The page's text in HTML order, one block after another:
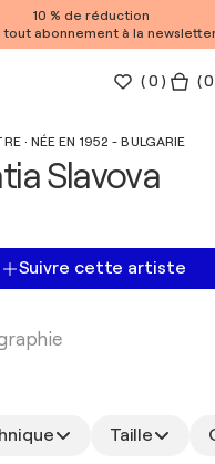
10 % de réduction
tout abonnement à la
(0 ) (
· NÉE EN 1952 - BULGARIE
Slavova
Suivre cette artiste
Taille